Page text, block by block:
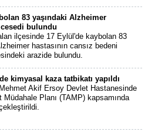
83 yaşındaki Alzheimer
cesedi bulundu
ilçesinde 17 Eylül'de kaybolan 83
hastasının cansız bedeni
arazide bulundu.
kimyasal kaza tatbikatı yapıldı
Akif Ersoy Devlet Hastanesinde
Müdahale Planı (TAMP) kapsamında